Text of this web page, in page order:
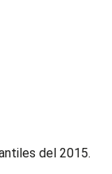
del 2015.